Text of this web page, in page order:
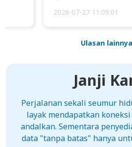
2026-07-27 11:09:01
Ulasan lainnya
Janji
Perjalanan sekali seumur
layak mendapatkan
andalkan. Sementara
data "tanpa batas" hanya